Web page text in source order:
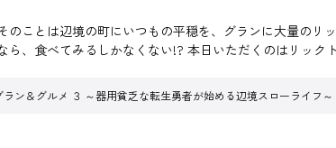
ことは辺境の町にいつもの平穏を、グランに大量の
、食べてみるしかなくない!? 本日いただくのはリック
ラン＆グルメ ３ ～器用貧乏な転生勇者が始める辺境スローライフ～